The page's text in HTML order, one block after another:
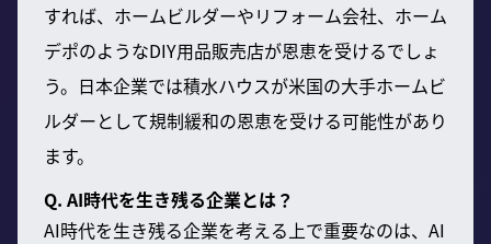
すれば、ホームビルダーやリフォーム会社、ホーム
デポのようなDIY用品販売店が恩恵を受けるでしょ
う。日本企業では積水ハウスが米国の大手ホームビ
ルダーとして規制緩和の恩恵を受ける可能性があり
ます。
Q. AI時代を生き残る企業とは？
AI時代を生き残る企業を考える上で重要なのは、AI